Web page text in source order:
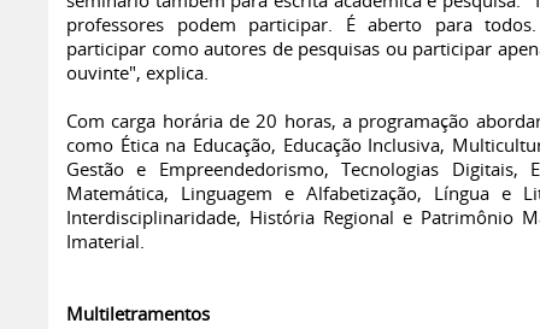
professores podem participar. É aberto para
participar como autores de pesquisas ou participar
ouvinte", explica.
Com carga horária de 20 horas, a programação
como Ética na Educação, Educação Inclusiva,
Gestão e Empreendedorismo, Tecnologias Digitais,
Matemática, Linguagem e Alfabetização, Língua e
Interdisciplinaridade, História Regional e Patrimônio
Imaterial.
Multiletramentos